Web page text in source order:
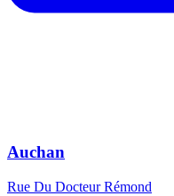
Auchan
Rue Du Docteur Rémond